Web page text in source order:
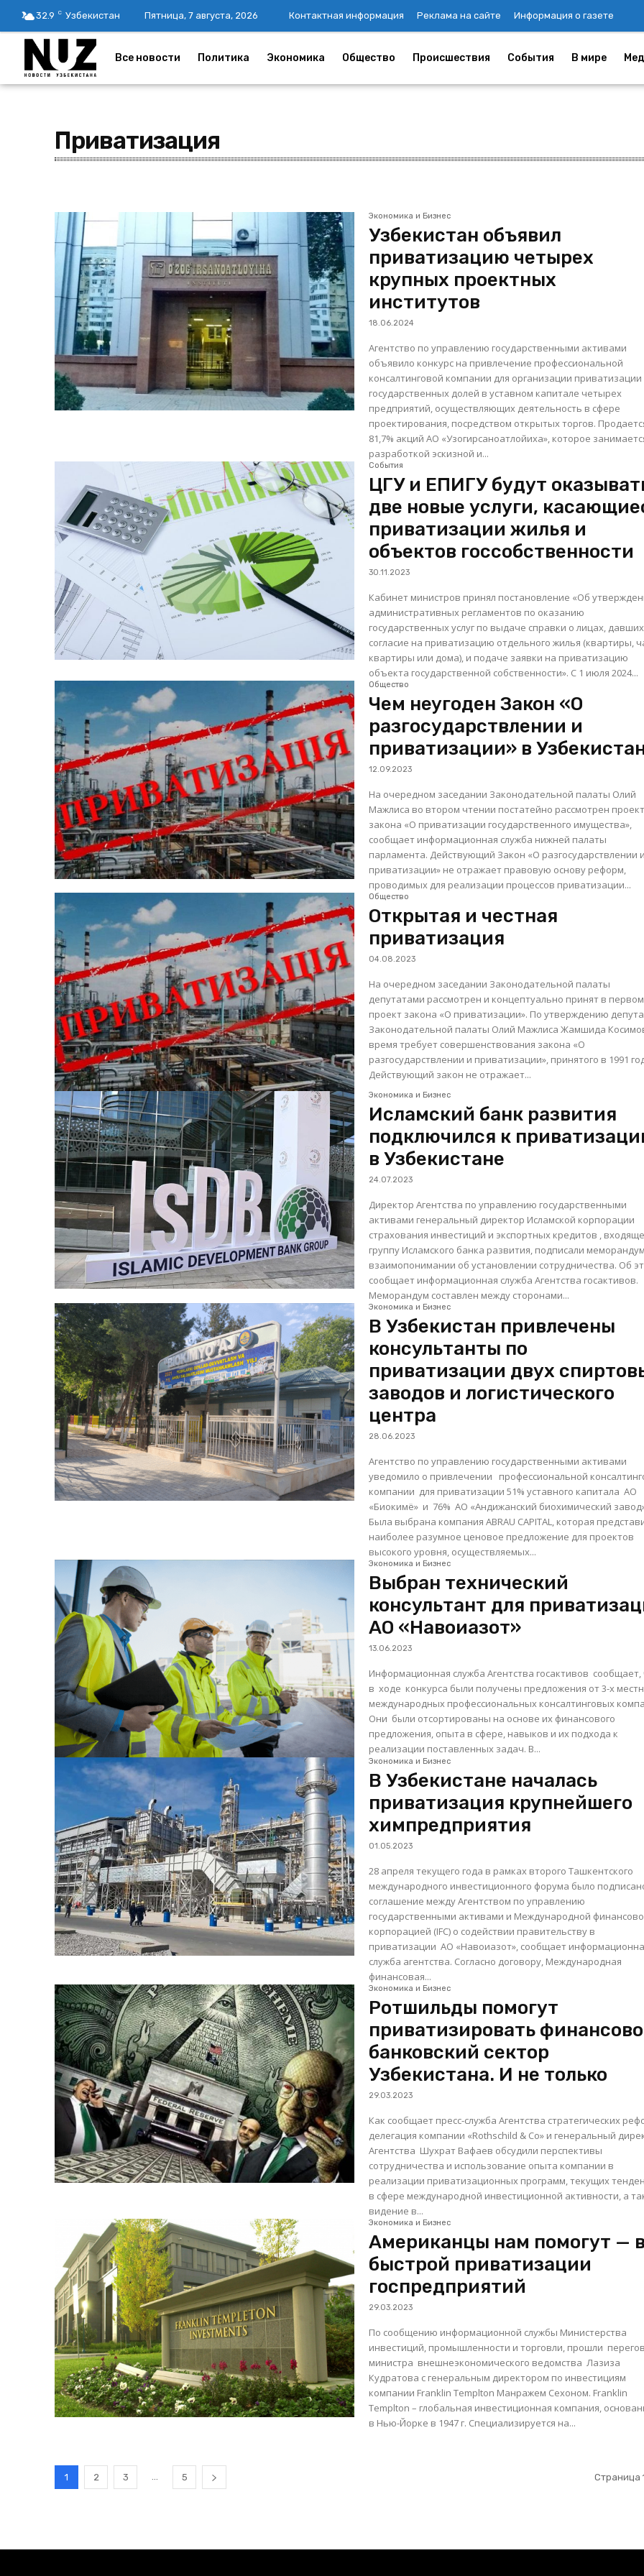
32.9 C Узбекистан Пятница, 7 августа, 2026 Контактная информация Реклама на сайте Информация о газете
Все новости Политика Экономика Общество Происшествия События В мире
Приватизация
Экономика и Бизнес
Узбекистан объявил
приватизацию четырех
крупных проектных
институтов
18.06.2024
Агентство по управлению государственными активами
объявило конкурс на привлечение профессиональной
консалтинговой компании для организации приватизации
государственных долей в уставном капитале четырех
предприятий, осуществляющих деятельность в сфере
проектирования, посредством открытых торгов. Продается
81,7% акций АО «Узогирсаноатлойиха», которое
разработкой эскизной и...
События
ЦГУ и ЕПИГУ будут
две новые услуги,
приватизации жилья и
объектов госсобственности
30.11.2023
Кабинет министров принял постановление «Об
административных регламентов по оказанию
государственных услуг по выдаче справки о лицах, давших
согласие на приватизацию отдельного жилья (квартиры,
квартиры или дома), и подаче заявки на приватизацию
объекта государственной собственности». С 1 июля 2024...
Общество
Чем неугоден Закон «О
разгосударствлении и
приватизации» в
12.09.2023
На очередном заседании Законодательной палаты Олий
Мажлиса во втором чтении постатейно рассмотрен проект
закона «О приватизации государственного имущества»,
сообщает информационная служба нижней палаты
парламента. Действующий Закон «О разгосударствлении и
приватизации» не отражает правовую основу реформ,
проводимых для реализации процессов приватизации...
Общество
Открытая и честная
приватизация
04.08.2023
На очередном заседании Законодательной палаты
депутатами рассмотрен и концептуально принят в первом
проект закона «О приватизации». По утверждению депутата
Законодательной палаты Олий Мажлиса Жамшида
время требует совершенствования закона «О
разгосударствлении и приватизации», принятого в 1991
Действующий закон не отражает...
Экономика и Бизнес
Исламский банк развития
подключился к
в Узбекистане
24.07.2023
Директор Агентства по управлению государственными
активами генеральный директор Исламской корпорации
страхования инвестиций и экспортных кредитов ,
группу Исламского банка развития, подписали
взаимопонимании об установлении сотрудничества. Об
сообщает информационная служба Агентства госактивов.
Меморандум составлен между сторонами...
Экономика и Бизнес
В Узбекистан привлечены
консультанты по
приватизации двух
заводов и логистического
центра
28.06.2023
Агентство по управлению государственными активами
уведомило о привлечении профессиональной
компании для приватизации 51% уставного капитала АО
«Биокимё» и 76% АО «Андижанский биохимический
Была выбрана компания ABRAU CAPITAL, которая
наиболее разумное ценовое предложение для проектов
высокого уровня, осуществляемых...
Экономика и Бизнес
Выбран технический
консультант для
АО «Навоиазот»
13.06.2023
Информационная служба Агентства госактивов сообщает,
в ходе конкурса были получены предложения от 3-х
международных профессиональных консалтинговых
Они были отсортированы на основе их финансового
предложения, опыта в сфере, навыков и их подхода к
реализации поставленных задач. В...
Экономика и Бизнес
В Узбекистане началась
приватизация крупнейшего
химпредприятия
01.05.2023
28 апреля текущего года в рамках второго Ташкентского
международного инвестиционного форума было
соглашение между Агентством по управлению
государственными активами и Международной
корпорацией (IFC) о содействии правительству в
приватизации АО «Навоиазот», сообщает
служба агентства. Согласно договору, Международная
финансовая...
Экономика и Бизнес
Ротшильды помогут
приватизировать
банковский сектор
Узбекистана. И не только
29.03.2023
Как сообщает пресс-служба Агентства стратегических
делегация компании «Rothschild & Co» и генеральный
Агентства Шухрат Вафаев обсудили перспективы
сотрудничества и использование опыта компании в
реализации приватизационных программ, текущих
в сфере международной инвестиционной активности, а
видение в...
Экономика и Бизнес
Американцы нам помогут — в
быстрой приватизации
госпредприятий
29.03.2023
По сообщению информационной службы Министерства
инвестиций, промышленности и торговли, прошли
министра внешнеэкономического ведомства Лазиза
Кудратова c генеральным директором по инвестициям
компании Franklin Templton Манражем Сехоном. Franklin
Templton – глобальная инвестиционная компания,
в Нью-Йорке в 1947 г. Специализируется на...
1 2 3 ... 5 Страница